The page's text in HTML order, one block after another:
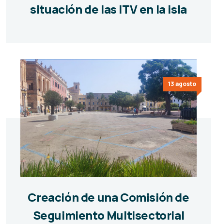
situación de las ITV en la isla
13 agosto
Creación de una Comisión de
Seguimiento Multisectorial